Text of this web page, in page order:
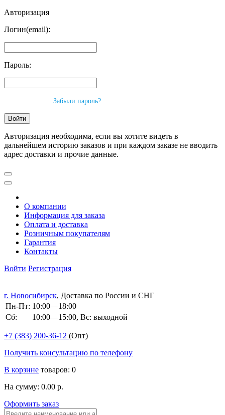
Авторизация
Логин(email):
Пароль:
Забыли пароль?
Авторизация необходима, если вы хотите видеть в
дальнейшем историю заказов и при каждом заказе не вводить
адрес доставки и прочие данные.
О компании
Информация для заказа
Оплата и доставка
Розничным покупателям
Гарантия
Контакты
Войти Регистрация
г. Новосибирск, Доставка по России и СНГ
Пн-Пт: 10:00—18:00
Сб:
10:00—15:00, Вс: выходной
+7 (383) 200-36-12 (Опт)
Получить консультацию по телефону
В корзине товаров: 0
На сумму: 0.00 р.
Оформить заказ